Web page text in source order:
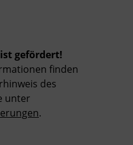
gefördert!
finden
des
unter
.